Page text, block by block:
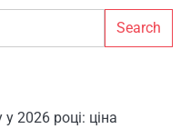
Search
2026 році: ціна